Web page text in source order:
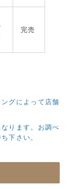
完売
グによって店舗
ります。お調べ
下さい。